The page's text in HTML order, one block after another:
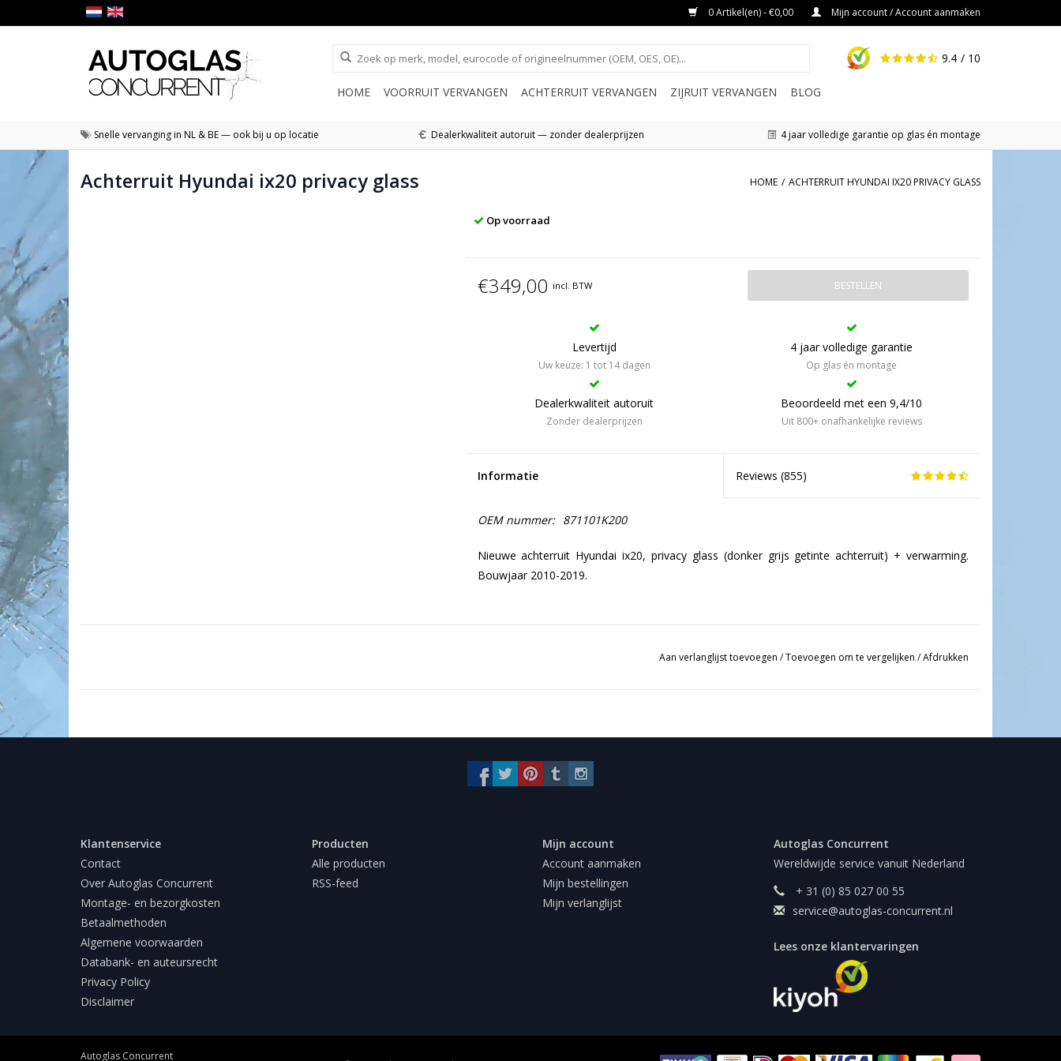
0 Artikel(en) - €0,00 Mijn account / Account aanmaken
9.4 / 10
HOME VOORRUIT VERVANGEN ACHTERRUIT VERVANGEN ZIJRUIT VERVANGEN BLOG
Snelle vervanging in NL & BE — ook bij u op locatie Dealerkwaliteit autoruit — zonder dealerprijzen 4 jaar volledige garantie op glas én montage
Achterruit Hyundai ix20 privacy glass HOME / ACHTERRUIT HYUNDAI IX20 PRIVACY GLASS
Op voorraad
€349,00 incl. BTW BESTELLEN
Levertijd
Uw keuze: 1 tot 14 dagen
4 jaar volledige garantie
Op glas én montage
Dealerkwaliteit autoruit
Zonder dealerprijzen
Beoordeeld met een 9,4/10
Uit 800+ onafhankelijke reviews
Informatie Reviews (855)
OEM nummer: 871101K200
Nieuwe achterruit Hyundai ix20, privacy glass (donker grijs getinte achterruit) + verwarming.
Bouwjaar 2010-2019.
Aan verlanglijst toevoegen /Toevoegen om te vergelijken /Afdrukken
Klantenservice
Contact
Over Autoglas Concurrent
Montage- en bezorgkosten
Betaalmethoden
Algemene voorwaarden
Databank- en auteursrecht
Privacy Policy
Disclaimer
Producten
Alle producten
RSS-feed
Mijn account
Account aanmaken
Mijn bestellingen
Mijn verlanglijst
Autoglas Concurrent
Wereldwijde service vanuit Nederland
+ 31 (0) 85 027 00 55
service@autoglas-concurrent.nl
Lees onze klantervaringen
Autoglas Concurrent